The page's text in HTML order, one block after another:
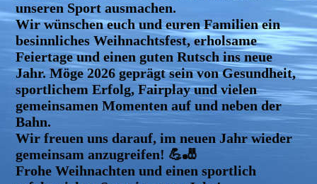
unseren Sport ausmachen.
Wir wünschen euch und euren Familien ein
besinnliches Weihnachtsfest, erholsame
Feiertage und einen guten Rutsch ins neue
Jahr. Möge 2026 geprägt sein von Gesundheit,
sportlichem Erfolg, Fairplay und vielen
gemeinsamen Momenten auf und neben der
Bahn.
Wir freuen uns darauf, im neuen Jahr wieder
gemeinsam anzugreifen! 💪🎳
Frohe Weihnachten und einen sportlich